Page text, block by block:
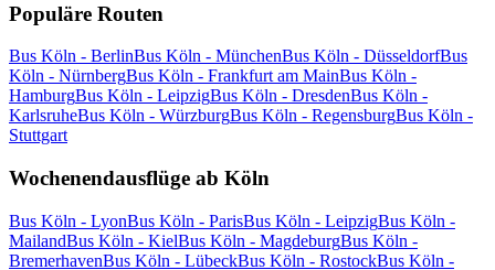
Populäre Routen
Bus Köln - BerlinBus Köln - MünchenBus Köln - DüsseldorfBus
Köln - NürnbergBus Köln - Frankfurt am MainBus Köln -
HamburgBus Köln - LeipzigBus Köln - DresdenBus Köln -
KarlsruheBus Köln - WürzburgBus Köln - RegensburgBus Köln -
Stuttgart
Wochenendausflüge ab Köln
Bus Köln - LyonBus Köln - ParisBus Köln - LeipzigBus Köln -
MailandBus Köln - KielBus Köln - MagdeburgBus Köln -
BremerhavenBus Köln - LübeckBus Köln - RostockBus Köln -